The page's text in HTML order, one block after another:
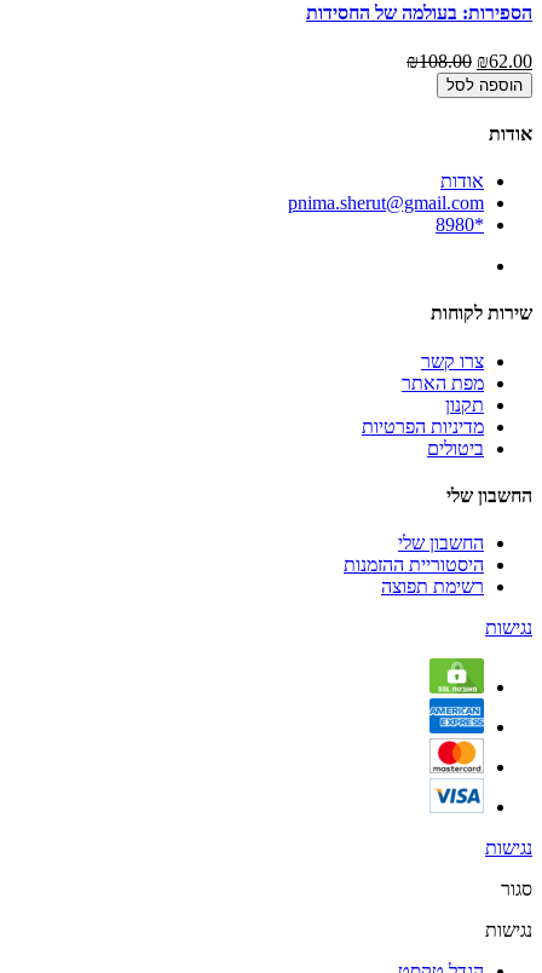
הספירות: בעולמה של החסידות
₪62.00
₪108.00
הוספה לסל
אודות
אודות
pnima.sherut@gmail.com
*8980
שירות לקוחות
צרו קשר
מפת האתר
תקנון
מדיניות הפרטיות
ביטולים
החשבון שלי
החשבון שלי
היסטוריית ההזמנות
רשימת תפוצה
נגישות
נגישות
סגור
נגישות